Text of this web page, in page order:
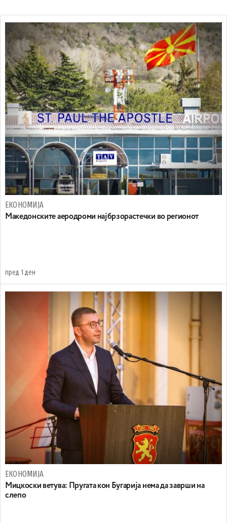
ЕКОНОМИЈА
Maкедонските аеродроми најбрзорастечки во регионот
пред 1 ден
ЕКОНОМИЈА
Mицкоски ветува: Пругата кон Бугарија нема да заврши на
слепо